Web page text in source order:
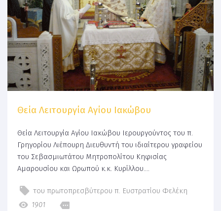
Θεία Λειτουργία Αγίου Ιακώβου
Θεία Λειτουργία Αγίου Ιακώβου Ιερουργούντος του π.
Γρηγορίου Λιέπουρη Διευθυντή του ιδιαίτερου γραφείου
του Σεβασμιωτάτου Μητροπολίτου Κηφισίας
Αμαρουσίου και Ωρωπού κ.κ. Κυρίλλου....
του πρωτοπρεσβύτερου π. Ευστρατίου Φελέκη
1901